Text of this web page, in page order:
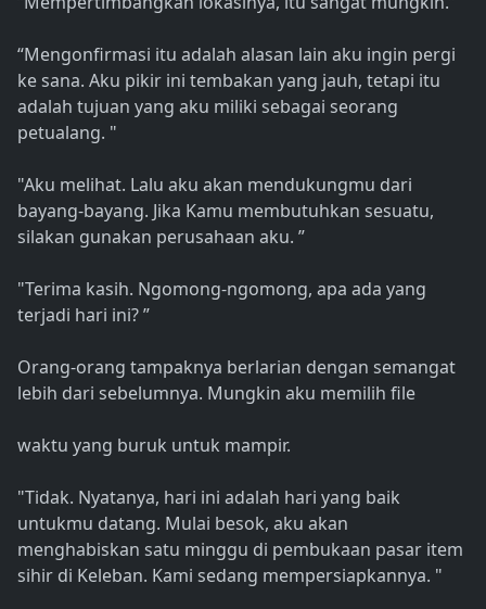
“Mengonfirmasi itu adalah alasan lain aku ingin pergi
ke sana. Aku pikir ini tembakan yang jauh, tetapi itu
adalah tujuan yang aku miliki sebagai seorang
petualang. "
"Aku melihat. Lalu aku akan mendukungmu dari
bayang-bayang. Jika Kamu membutuhkan sesuatu,
silakan gunakan perusahaan aku. ”
"Terima kasih. Ngomong-ngomong, apa ada yang
terjadi hari ini? ”
Orang-orang tampaknya berlarian dengan semangat
lebih dari sebelumnya. Mungkin aku memilih file
waktu yang buruk untuk mampir.
"Tidak. Nyatanya, hari ini adalah hari yang baik
untukmu datang. Mulai besok, aku akan
menghabiskan satu minggu di pembukaan pasar item
sihir di Keleban. Kami sedang mempersiapkannya. "